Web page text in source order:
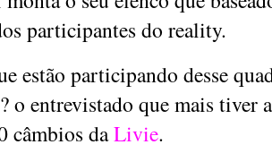
participantes do reality.
estão participando desse
o entrevistado que mais tiver
câmbios daLivie.